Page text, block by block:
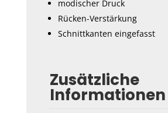
modischer Druck
Rücken-Verstärkung
Schnittkanten eingefasst
Zusätzliche
Informationen